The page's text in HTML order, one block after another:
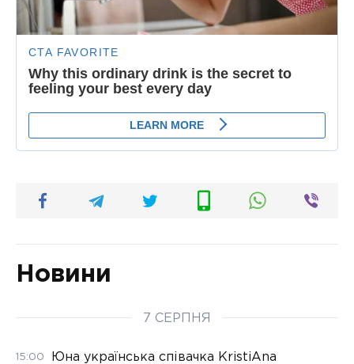
Новини
7 СЕРПНЯ
15:00
Юна українська співачка KristiAna